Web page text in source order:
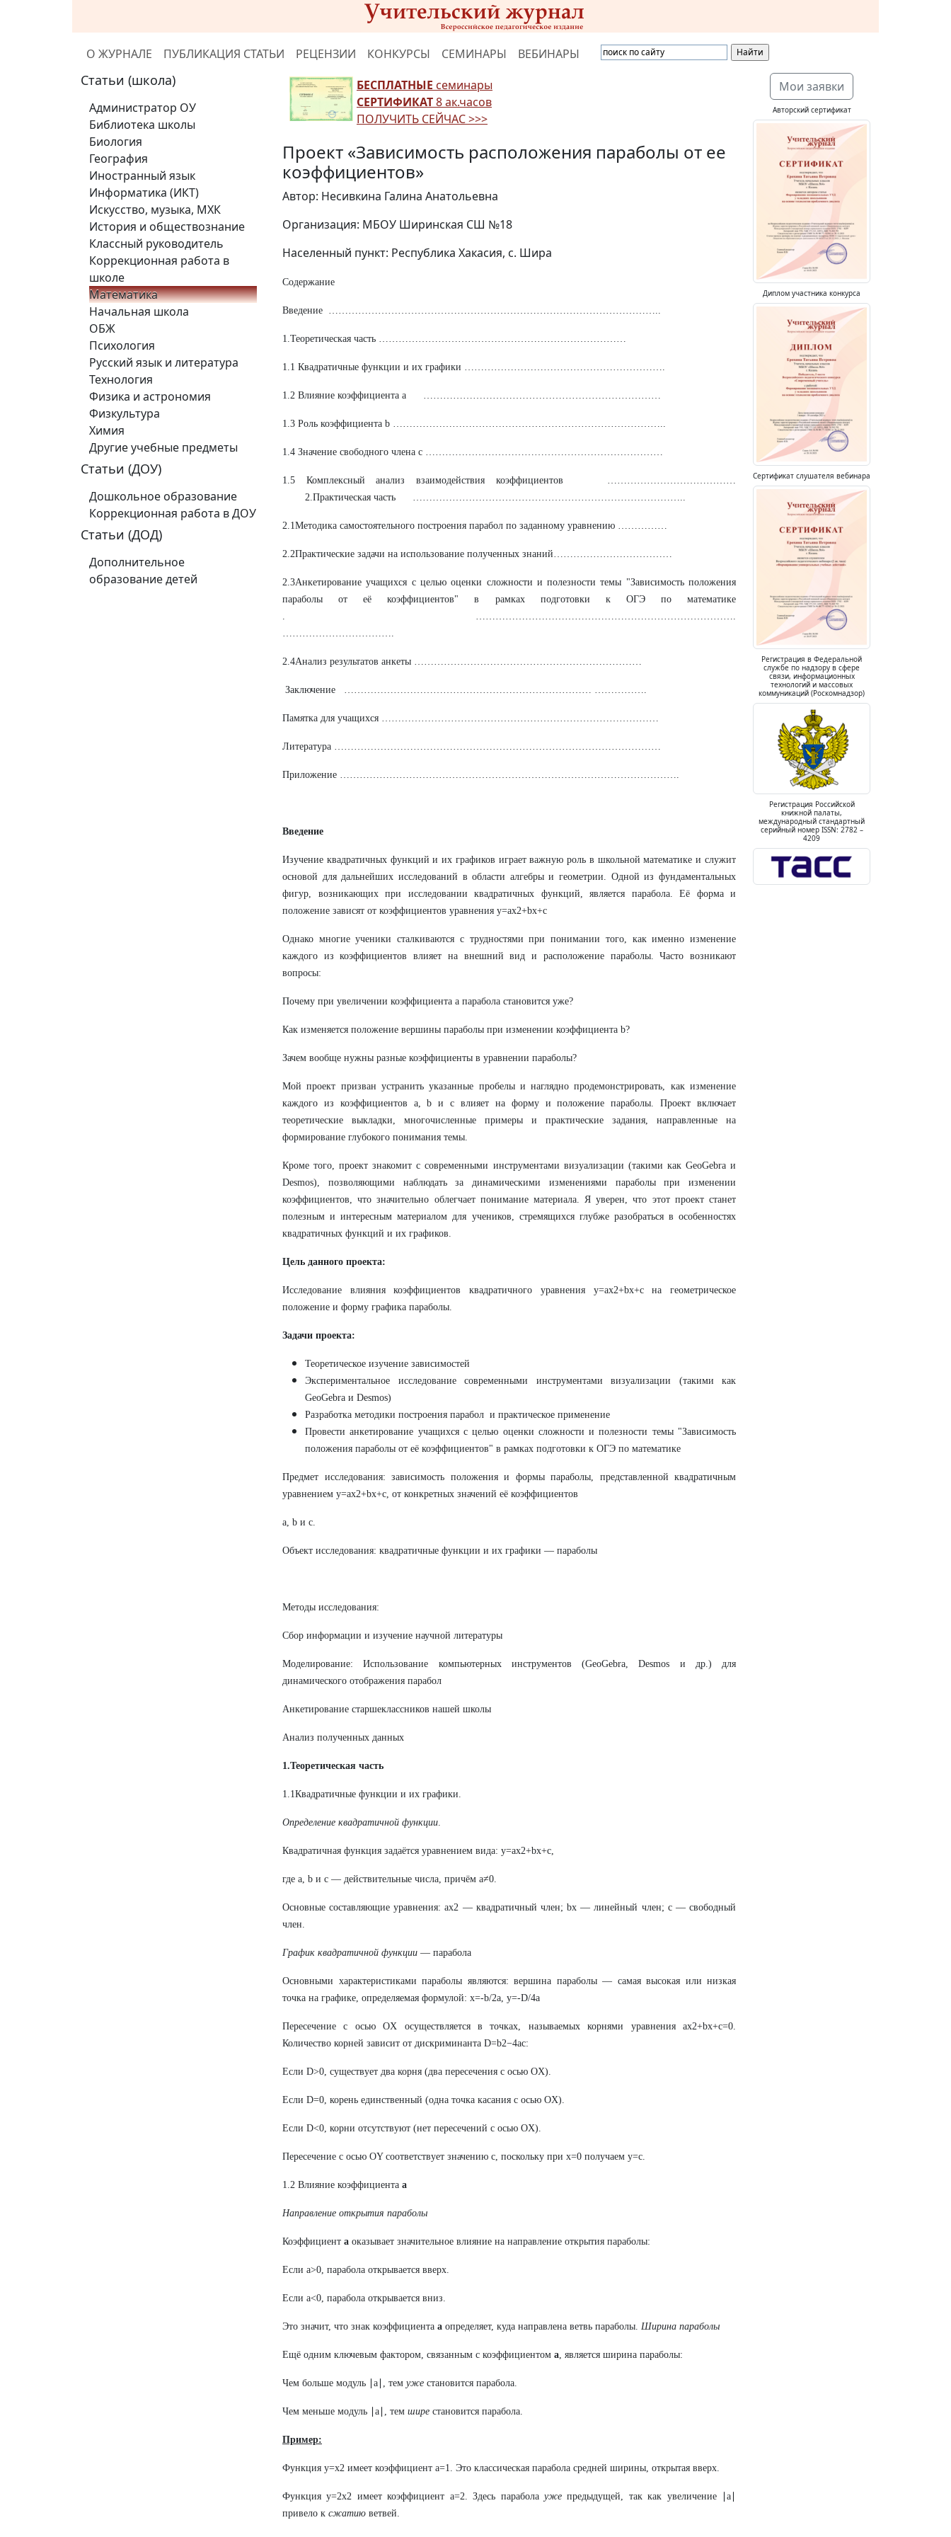
О ЖУРНАЛЕ ПУБЛИКАЦИЯ СТАТЬИ РЕЦЕНЗИИ КОНКУРСЫ СЕМИНАРЫ ВЕБИНАРЫ
Статьи (школа)
Администратор ОУ
Библиотека школы
Биология
География
Иностранный язык
Информатика (ИКТ)
Искусство, музыка, МХК
История и обществознание
Классный руководитель
Коррекционная работа в
школе
Математика
Начальная школа
ОБЖ
Психология
Русский язык и литература
Технология
Физика и астрономия
Физкультура
Химия
Другие учебные предметы
Статьи (ДОУ)
Дошкольное образование
Коррекционная работа в ДОУ
Статьи (ДОД)
Дополнительное
образование детей
БЕСПЛАТНЫЕ семинары
СЕРТИФИКАТ8 ак.часов
ПОЛУЧИТЬ СЕЙЧАС >>>
Проект «Зависимость расположения параболы от ее
коэффициентов»
Автор: Несивкина Галина Анатольевна
Организация: МБОУ Ширинская СШ №18
Населенный пункт: Республика Хакасия, с. Шира
Содержание
Введение ………………………………………………………………………………………..
1.Теоретическая часть …………………………………………………………………
1.1 Квадратичные функции и их графики …………………………………………………….
1.2 Влияние коэффициента a ………………………………………………………………
1.3 Роль коэффициента b ………………………………………………………………………..
1.4 Значение свободного члена c ………………………………………………………………
1.5 Комплексный анализ взаимодействия коэффициентов …………………………………
2.Практическая часть ………………………………………………………………………..
2.1Методика самостоятельного построения парабол по заданному уравнению ……………
2.2Практические задачи на использование полученных знаний………………………………
2.3Анкетирование учащихся с целью оценки сложности и полезности темы "Зависимость положения
параболы от её коэффициентов" в рамках подготовки к ОГЭ по математике
. …………………………………………………………………….
…………………………….
2.4Анализ результатов анкеты ……………………………………………………………
Заключение ………………………………………………………………… …………….
Памятка для учащихся …………………………………………………………………………
Литература ………………………………………………………………………………………
Приложение ………………………………………………………………………………………….
Введение
Изучение квадратичных функций и их графиков играет важную роль в школьной математике и служит
основой для дальнейших исследований в области алгебры и геометрии. Одной из фундаментальных
фигур, возникающих при исследовании квадратичных функций, является парабола. Её форма и
положение зависят от коэффициентов уравнения y=ax2+bx+c
Однако многие ученики сталкиваются с трудностями при понимании того, как именно изменение
каждого из коэффициентов влияет на внешний вид и расположение параболы. Часто возникают
вопросы:
Почему при увеличении коэффициента a парабола становится уже?
Как изменяется положение вершины параболы при изменении коэффициента b?
Зачем вообще нужны разные коэффициенты в уравнении параболы?
Мой проект призван устранить указанные пробелы и наглядно продемонстрировать, как изменение
каждого из коэффициентов a, b и c влияет на форму и положение параболы. Проект включает
теоретические выкладки, многочисленные примеры и практические задания, направленные на
формирование глубокого понимания темы.
Кроме того, проект знакомит с современными инструментами визуализации (такими как GeoGebra и
Desmos), позволяющими наблюдать за динамическими изменениями параболы при изменении
коэффициентов, что значительно облегчает понимание материала. Я уверен, что этот проект станет
полезным и интересным материалом для учеников, стремящихся глубже разобраться в особенностях
квадратичных функций и их графиков.
Цель данного проекта:
Исследование влияния коэффициентов квадратичного уравнения y=ax2+bx+c на геометрическое
положение и форму графика параболы.
Задачи проекта:
Теоретическое изучение зависимостей
Экспериментальное исследование современными инструментами визуализации (такими как
GeoGebra и Desmos)
Разработка методики построения парабол и практическое применение
Провести анкетирование учащихся с целью оценки сложности и полезности темы "Зависимость
положения параболы от её коэффициентов" в рамках подготовки к ОГЭ по математике
Предмет исследования: зависимость положения и формы параболы, представленной квадратичным
уравнением y=ax2+bx+c, от конкретных значений её коэффициентов
a, b и c.
Объект исследования: квадратичные функции и их графики — параболы
Методы исследования:
Сбор информации и изучение научной литературы
Моделирование: Использование компьютерных инструментов (GeoGebra, Desmos и др.) для
динамического отображения парабол
Анкетирование старшеклассников нашей школы
Анализ полученных данных
1.Теоретическая часть
1.1Квадратичные функции и их графики.
Определение квадратичной функции.
Квадратичная функция задаётся уравнением вида: y=ax2+bx+c,
где a, b и c — действительные числа, причём a≠0.
Основные составляющие уравнения: ax2 — квадратичный член; bx — линейный член; c — свободный
член.
График квадратичной функции — парабола
Основными характеристиками параболы являются: вершина параболы — самая высокая или низкая
точка на графике, определяемая формулой: x=-b/2a, y=-D/4a
Пересечение с осью OX осуществляется в точках, называемых корнями уравнения ax2+bx+c=0.
Количество корней зависит от дискриминанта D=b2−4ac:
Если D>0, существует два корня (два пересечения с осью OX).
Если D=0, корень единственный (одна точка касания с осью OX).
Если D<0, корни отсутствуют (нет пересечений с осью OX).
Пересечение с осью OY соответствует значению c, поскольку при x=0 получаем y=c.
1.2 Влияние коэффициента a
Направление открытия параболы
Коэффициент a оказывает значительное влияние на направление открытия параболы:
Если a>0, парабола открывается вверх.
Если a<0, парабола открывается вниз.
Это значит, что знак коэффициента a определяет, куда направлена ветвь параболы. Ширина параболы
Ещё одним ключевым фактором, связанным с коэффициентом a, является ширина параболы:
Чем больше модуль ∣a∣, тем уже становится парабола.
Чем меньше модуль ∣a∣, тем шире становится парабола.
Пример:
Функция y=x2 имеет коэффициент a=1. Это классическая парабола средней ширины, открытая вверх.
Функция y=2x2 имеет коэффициент a=2. Здесь парабола ужепредыдущей, так как увеличение ∣a∣
привело к сжатию ветвей.
Мои заявки
Авторский сертификат
Диплом участника конкурса
Сертификат слушателя вебинара
Регистрация в Федеральной
службе по надзору в сфере
связи, информационных
технологий и массовых
коммуникаций (Роскомнадзор)
Регистрация Российской
книжной палаты,
международный стандартный
серийный номер ISSN: 2782 –
4209